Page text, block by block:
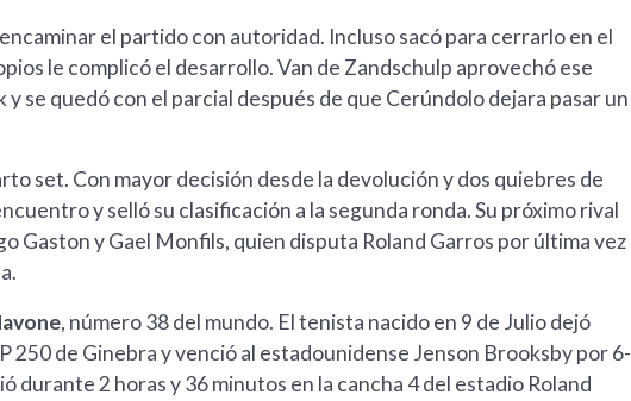
el partido con autoridad. Incluso sacó para cerrarlo en el
le complicó el desarrollo. Van de Zandschulp aprovechó ese
se quedó con el parcial después de que Cerúndolo dejara pasar un
set. Con mayor decisión desde la devolución y dos quiebres de
y selló su clasificación a la segunda ronda. Su próximo rival
Gaston y Gael Monfils, quien disputa Roland Garros por última vez
, número 38 del mundo. El tenista nacido en 9 de Julio dejó
250 de Ginebra y venció al estadounidense Jenson Brooksby por 6-
durante 2 horas y 36 minutos en la cancha 4 del estadio Roland